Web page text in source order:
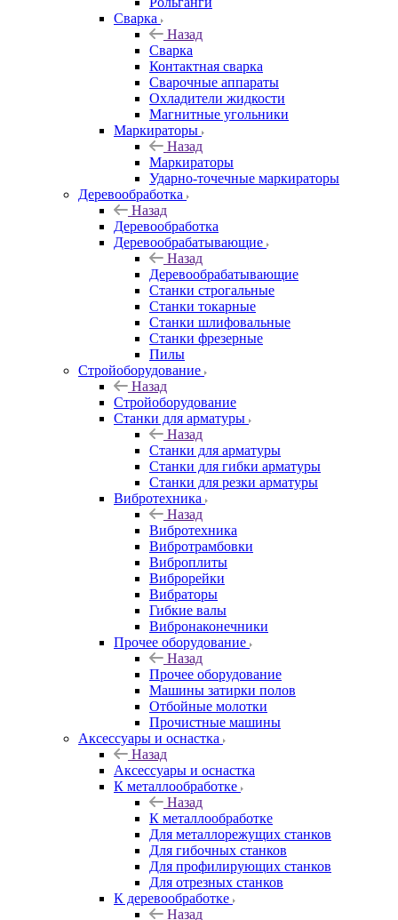
Сварка
Назад
Сварка
Контактная сварка
Сварочные аппараты
Охладители жидкости
Магнитные угольники
Маркираторы
Назад
Маркираторы
Ударно-точечные маркираторы
Деревообработка
Назад
Деревообработка
Деревообрабатывающие
Назад
Деревообрабатывающие
Станки строгальные
Станки токарные
Станки шлифовальные
Станки фрезерные
Пилы
Стройоборудование
Назад
Стройоборудование
Станки для арматуры
Назад
Станки для арматуры
Станки для гибки арматуры
Станки для резки арматуры
Вибротехника
Назад
Вибротехника
Вибротрамбовки
Виброплиты
Виброрейки
Вибраторы
Гибкие валы
Вибронаконечники
Прочее оборудование
Назад
Прочее оборудование
Машины затирки полов
Отбойные молотки
Прочистные машины
Аксeccyapы и оснастка
Назад
Аксeccyapы и оснастка
К металлообработке
Назад
К металлообработке
Для металлорежущих станков
Для гибочных станков
Для профилирующих станков
Для отрезных станков
К деревообработке
Назад